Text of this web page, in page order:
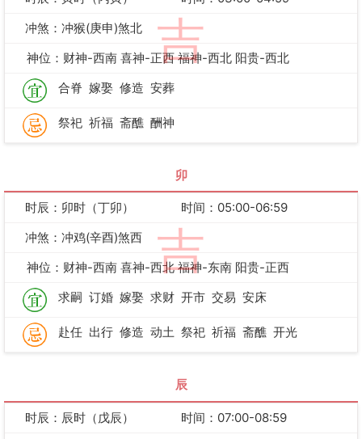
吉
冲煞：冲猴(庚申)煞北
神位：财神-西南 喜神-正西 福神-西北 阳贵-西北
合脊 嫁娶 修造 安葬
祭祀 祈福 斋醮 酬神
卯
吉
时辰：卯时（丁卯）
时间：05:00-06:59
冲煞：冲鸡(辛酉)煞西
神位：财神-西南 喜神-西北 福神-东南 阳贵-正西
求嗣 订婚 嫁娶 求财 开市 交易 安床
赴任 出行 修造 动土 祭祀 祈福 斋醮 开光
辰
时辰：辰时（戊辰）
时间：07:00-08:59